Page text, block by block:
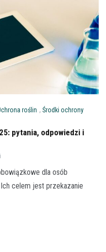
roślin , Środki ochrony
pytania, odpowiedzi i
dla osób
celem jest przekazanie